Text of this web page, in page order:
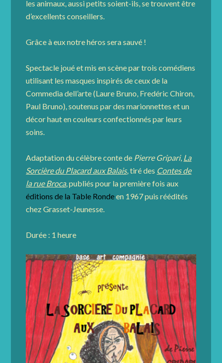
les animaux, aussi petits soient-ils, se trouvent être
d’excellents conseillers.
Grâce à eux notre héros sera sauvé !
Spectacle joué et mis en scène par trois comédiens
utilisant les masques inspirés de ceux de la
Commedia dell’arte (Laure Bruno, Fredéric Chiron,
Paul Bruno), soutenus par des marionnettes et un
décor haut en couleurs confectionnés par leurs
soins.
Adaptation du célèbre conte de Pierre Gripari, La
Sorcière du Placard aux Balais, tiré des Contes de
la rue Broca, publiés pour la première fois aux
éditions de la Table Rondeen 1967 puis réédités
chez Grasset-Jeunesse.
Durée : 1 heure